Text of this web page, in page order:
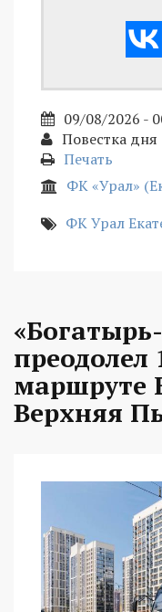
09/08/2026 -
Повестка дня
Печать
ФК «Урал»
ФК Урал
маршруте
Верхняя